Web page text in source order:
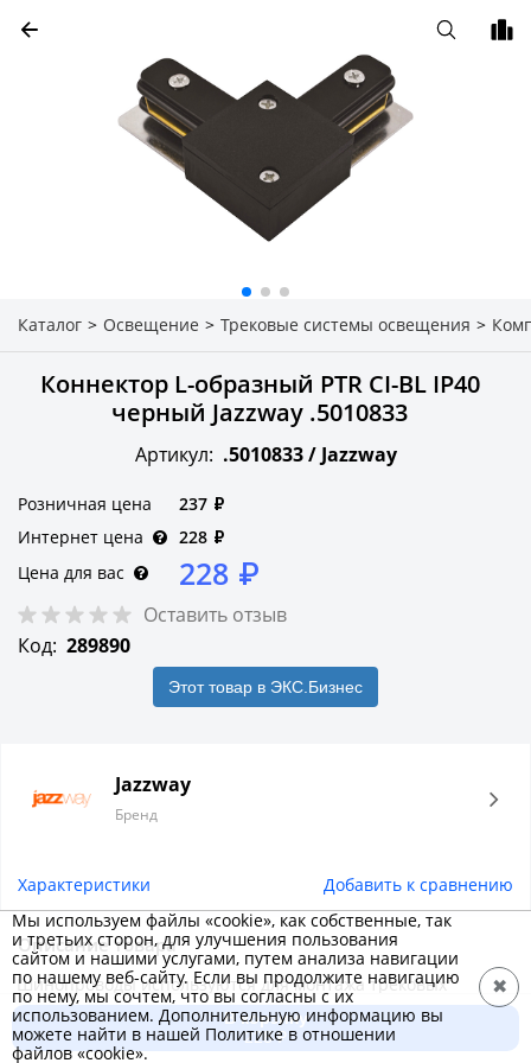
Каталог > Освещение > Трековые системы освещения >
Коннектор L-образный PTR CI-BL IP40
черный Jazzway .5010833
Артикул: .5010833 / Jazzway
Розничная цена 237 ₽
Интернет цена
228 ₽
Цена для вас
228 ₽
Оставить отзыв
Код: 289890
Этот товар в ЭКС.Бизнес
Jazzway
Бренд
Характеристики Добавить к сравнению
Описание товара
Шинопроводы используются для монтажа трековых
светодиодных прожекторов PTR . Основой шинопровода
является алюминиевый профиль, который может
В корзину
228 ₽
Мы используем файлы «cookie», как собственные, так
и третьих сторон, для улучшения пользования
сайтом и нашими услугами, путем анализа навигации
по нашему веб-сайту. Если вы продолжите навигацию
по нему, мы сочтем, что вы согласны с их
использованием. Дополнительную информацию вы
можете найти в нашей Политике в отношении
файлов «cookie».
✖